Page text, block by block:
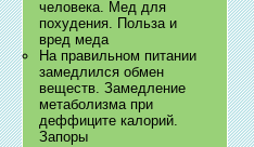
человека. Мед для
похудения. Польза и
вред меда
На правильном питании
замедлился обмен
веществ. Замедление
метаболизма при
деффиците калорий.
Запоры